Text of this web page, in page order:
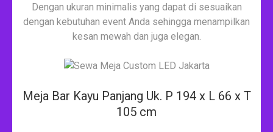
Dengan ukuran minimalis yang dapat di sesuaikan
dengan kebutuhan event Anda sehingga menampilkan
kesan mewah dan juga elegan.
Meja Bar Kayu Panjang Uk. P 194 x L 66 x T
105 cm